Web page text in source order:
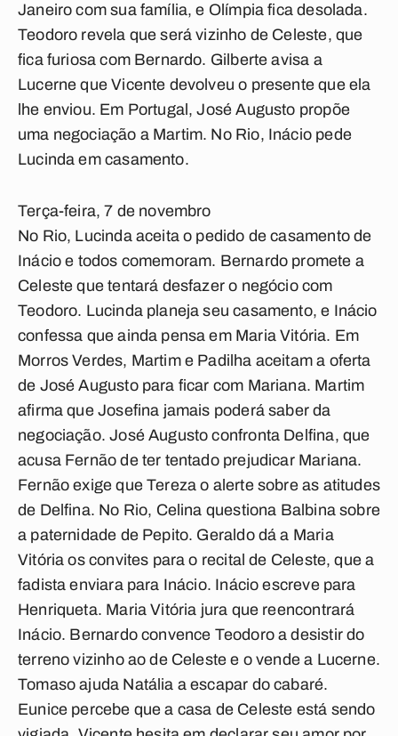
Janeiro com sua família, e Olímpia fica desolada.
Teodoro revela que será vizinho de Celeste, que
fica furiosa com Bernardo. Gilberte avisa a
Lucerne que Vicente devolveu o presente que ela
lhe enviou. Em Portugal, José Augusto propõe
uma negociação a Martim. No Rio, Inácio pede
Lucinda em casamento.
Terça-feira, 7 de novembro
No Rio, Lucinda aceita o pedido de casamento de
Inácio e todos comemoram. Bernardo promete a
Celeste que tentará desfazer o negócio com
Teodoro. Lucinda planeja seu casamento, e Inácio
confessa que ainda pensa em Maria Vitória. Em
Morros Verdes, Martim e Padilha aceitam a oferta
de José Augusto para ficar com Mariana. Martim
afirma que Josefina jamais poderá saber da
negociação. José Augusto confronta Delfina, que
acusa Fernão de ter tentado prejudicar Mariana.
Fernão exige que Tereza o alerte sobre as atitudes
de Delfina. No Rio, Celina questiona Balbina sobre
a paternidade de Pepito. Geraldo dá a Maria
Vitória os convites para o recital de Celeste, que a
fadista enviara para Inácio. Inácio escreve para
Henriqueta. Maria Vitória jura que reencontrará
Inácio. Bernardo convence Teodoro a desistir do
terreno vizinho ao de Celeste e o vende a Lucerne.
Tomaso ajuda Natália a escapar do cabaré.
Eunice percebe que a casa de Celeste está sendo